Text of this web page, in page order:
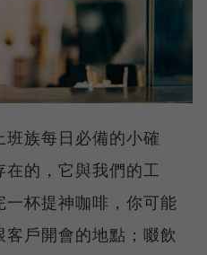
族每日必備的小確
的，它與我們的工
杯提神咖啡，你可能
戶開會的地點；啜飲